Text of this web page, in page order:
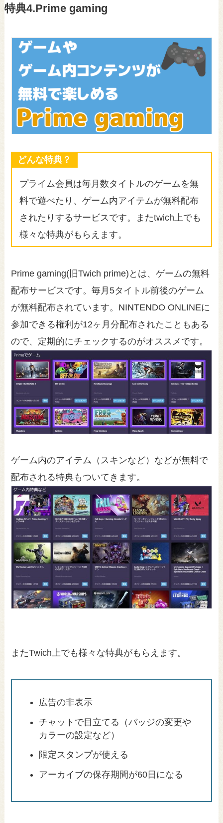
特典4.Prime gaming
どんな特典？
プライム会員は毎月数タイトルのゲームを無
料で遊べたり、ゲーム内アイテムが無料配布
されたりするサービスです。またtwich上でも
様々な特典がもらえます。
Prime gaming(旧Twich prime)とは、ゲームの無料
配布サービスです。毎月5タイトル前後のゲーム
が無料配布されています。NINTENDO ONLINEに
参加できる権利が12ヶ月分配布されたこともある
ので、定期的にチェックするのがオススメです。
ゲーム内のアイテム（スキンなど）などが無料で
配布される特典もついてきます。
またTwich上でも様々な特典がもらえます。
広告の非表示
チャットで目立てる（バッジの変更や
カラーの設定など）
限定スタンプが使える
アーカイブの保存期間が60日になる